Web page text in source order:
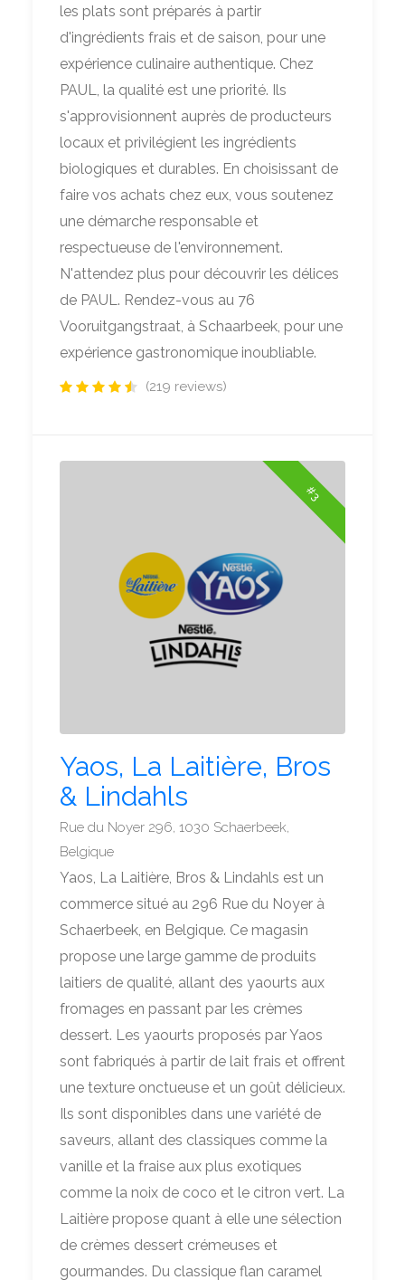
les plats sont préparés à partir
d'ingrédients frais et de saison, pour une
expérience culinaire authentique. Chez
PAUL, la qualité est une priorité. Ils
s'approvisionnent auprès de producteurs
locaux et privilégient les ingrédients
biologiques et durables. En choisissant de
faire vos achats chez eux, vous soutenez
une démarche responsable et
respectueuse de l'environnement.
N'attendez plus pour découvrir les délices
de PAUL. Rendez-vous au 76
Vooruitgangstraat, à Schaarbeek, pour une
expérience gastronomique inoubliable.
(219 reviews)
#3
Yaos, La Laitière, Bros
& Lindahls
Rue du Noyer 296, 1030 Schaerbeek,
Belgique
Yaos, La Laitière, Bros & Lindahls est un
commerce situé au 296 Rue du Noyer à
Schaerbeek, en Belgique. Ce magasin
propose une large gamme de produits
laitiers de qualité, allant des yaourts aux
fromages en passant par les crèmes
dessert. Les yaourts proposés par Yaos
sont fabriqués à partir de lait frais et offrent
une texture onctueuse et un goût délicieux.
Ils sont disponibles dans une variété de
saveurs, allant des classiques comme la
vanille et la fraise aux plus exotiques
comme la noix de coco et le citron vert. La
Laitière propose quant à elle une sélection
de crèmes dessert crémeuses et
gourmandes. Du classique flan caramel